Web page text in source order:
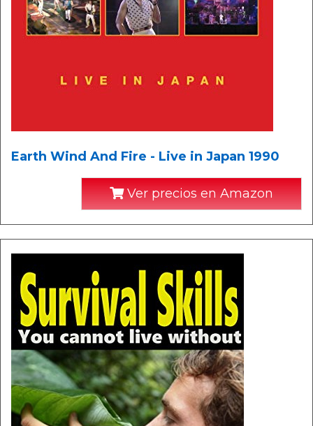
Earth Wind And Fire - Live in Japan 1990
Ver precios en Amazon